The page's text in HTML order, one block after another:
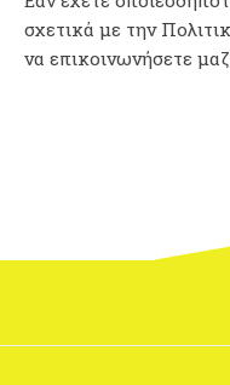
σχετικά με την
να επικοινωνήσετε